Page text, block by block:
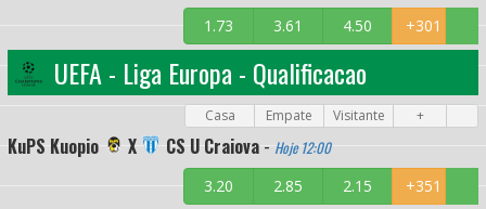
1.73 3.61 4.50 +301
UEFA - Liga Europa - Qualificacao
Casa Empate Visitante +
KuPS Kuopio X CS U Craiova - Hoje 12:00
3.20 2.85 2.15 +351